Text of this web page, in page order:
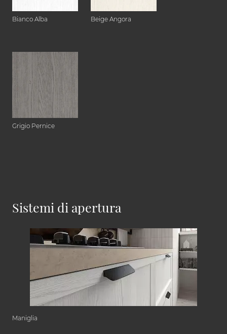
Bianco Alba Beige Angora
Grigio Pernice
Sistemi di apertura
Maniglia